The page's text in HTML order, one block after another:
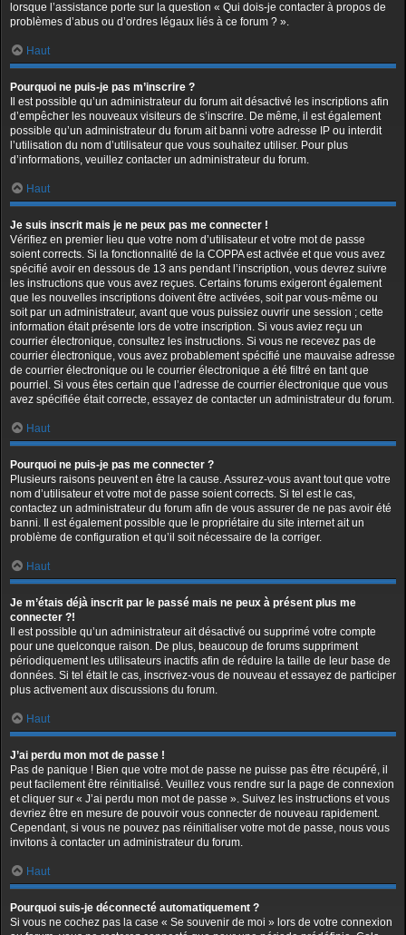
lorsque l’assistance porte sur la question « Qui dois-je contacter à propos de
problèmes d’abus ou d’ordres légaux liés à ce forum ? ».
Haut
Pourquoi ne puis-je pas m’inscrire ?
Il est possible qu’un administrateur du forum ait désactivé les inscriptions afin
d’empêcher les nouveaux visiteurs de s’inscrire. De même, il est également
possible qu’un administrateur du forum ait banni votre adresse IP ou interdit
l’utilisation du nom d’utilisateur que vous souhaitez utiliser. Pour plus
d’informations, veuillez contacter un administrateur du forum.
Haut
Je suis inscrit mais je ne peux pas me connecter !
Vérifiez en premier lieu que votre nom d’utilisateur et votre mot de passe
soient corrects. Si la fonctionnalité de la COPPA est activée et que vous avez
spécifié avoir en dessous de 13 ans pendant l’inscription, vous devrez suivre
les instructions que vous avez reçues. Certains forums exigeront également
que les nouvelles inscriptions doivent être activées, soit par vous-même ou
soit par un administrateur, avant que vous puissiez ouvrir une session ; cette
information était présente lors de votre inscription. Si vous aviez reçu un
courrier électronique, consultez les instructions. Si vous ne recevez pas de
courrier électronique, vous avez probablement spécifié une mauvaise adresse
de courrier électronique ou le courrier électronique a été filtré en tant que
pourriel. Si vous êtes certain que l’adresse de courrier électronique que vous
avez spécifiée était correcte, essayez de contacter un administrateur du forum.
Haut
Pourquoi ne puis-je pas me connecter ?
Plusieurs raisons peuvent en être la cause. Assurez-vous avant tout que votre
nom d’utilisateur et votre mot de passe soient corrects. Si tel est le cas,
contactez un administrateur du forum afin de vous assurer de ne pas avoir été
banni. Il est également possible que le propriétaire du site internet ait un
problème de configuration et qu’il soit nécessaire de la corriger.
Haut
Je m’étais déjà inscrit par le passé mais ne peux à présent plus me
connecter ?!
Il est possible qu’un administrateur ait désactivé ou supprimé votre compte
pour une quelconque raison. De plus, beaucoup de forums suppriment
périodiquement les utilisateurs inactifs afin de réduire la taille de leur base de
données. Si tel était le cas, inscrivez-vous de nouveau et essayez de participer
plus activement aux discussions du forum.
Haut
J’ai perdu mon mot de passe !
Pas de panique ! Bien que votre mot de passe ne puisse pas être récupéré, il
peut facilement être réinitialisé. Veuillez vous rendre sur la page de connexion
et cliquer sur « J’ai perdu mon mot de passe ». Suivez les instructions et vous
devriez être en mesure de pouvoir vous connecter de nouveau rapidement.
Cependant, si vous ne pouvez pas réinitialiser votre mot de passe, nous vous
invitons à contacter un administrateur du forum.
Haut
Pourquoi suis-je déconnecté automatiquement ?
Si vous ne cochez pas la case « Se souvenir de moi » lors de votre connexion